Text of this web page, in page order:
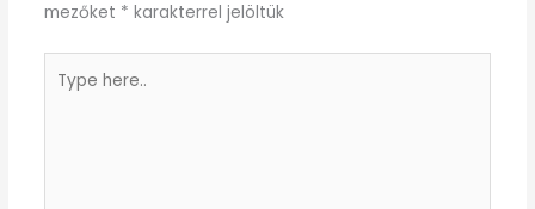
mezőket * karakterrel jelöltük
here..